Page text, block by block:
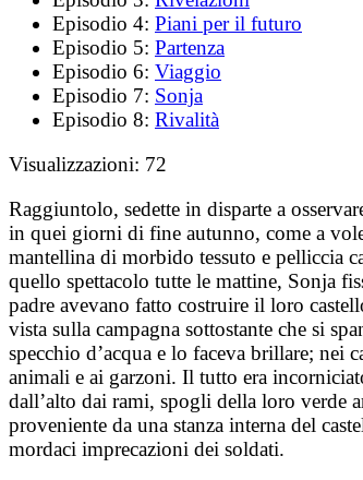
Episodio 4: Piani per il futuro
Episodio 5: Partenza
Episodio 6: Viaggio
Episodio 7: Sonja
Episodio 8: Rivalità
Visualizzazioni: 72
Raggiuntolo, sedette in disparte a
in quei giorni di fine autunno, come a
mantellina di morbido tessuto e pelliccia
quello spettacolo tutte le mattine, Sonja
padre avevano fatto costruire il loro
vista sulla campagna sottostante che si
specchio d’acqua e lo faceva brillare;
animali e ai garzoni. Il tutto era
dall’alto dai rami, spogli della loro verde
proveniente da una stanza interna del
mordaci imprecazioni dei soldati.